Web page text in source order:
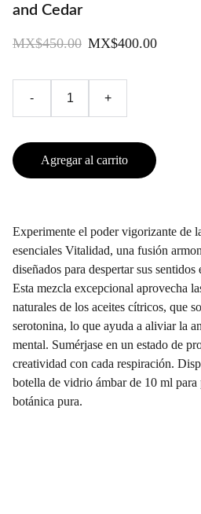
and Cedar
MX$450.00 MX$400.00
- +
Agregar al carrito
Experimente el poder vigorizante de
esenciales Vitalidad, una fusión
diseñados para despertar sus
Esta mezcla excepcional aprovecha
naturales de los aceites cítricos, que
serotonina, lo que ayuda a aliviar la
mental. Sumérjase en un estado de
creatividad con cada respiración.
botella de vidrio ámbar de 10 ml para
botánica pura.